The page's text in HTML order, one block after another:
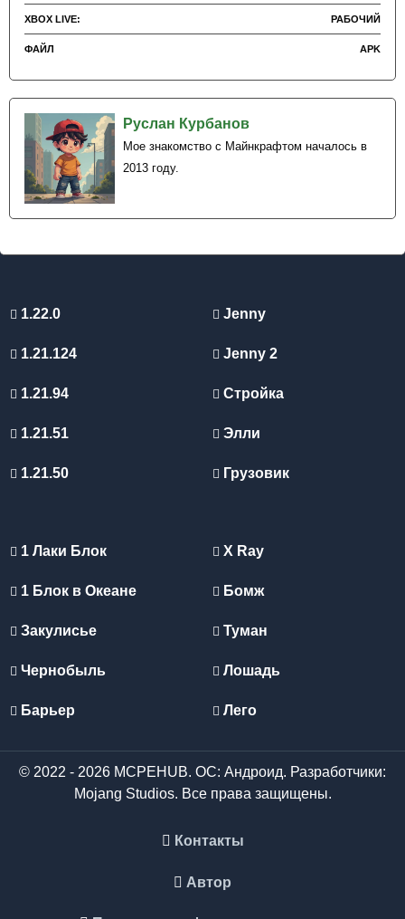
XBOX LIVE: РАБОЧИЙ
ФАЙЛ APK
Руслан Курбанов
Мое знакомство с Майнкрафтом началось в
2013 году.
1.22.0
1.21.124
1.21.94
1.21.51
1.21.50
Jenny
Jenny 2
Стройка
Элли
Грузовик
1 Лаки Блок
1 Блок в Океане
Закулисье
Чернобыль
Барьер
X Ray
Бомж
Туман
Лошадь
Лего
© 2022 - 2026 MCPEHUB. ОС: Андроид. Разработчики:
Mojang Studios. Все права защищены.
Контакты
Автор